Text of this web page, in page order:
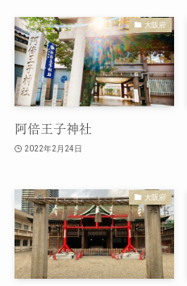
大阪府
阿倍王子神社
2022年2月24日
大阪府